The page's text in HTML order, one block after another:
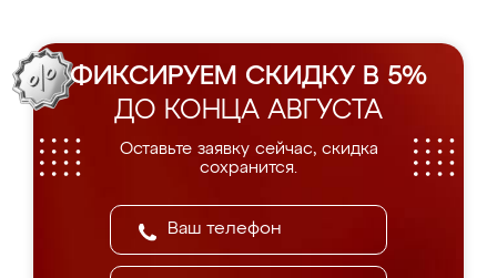
ФИКСИРУЕМ СКИДКУ В 5%
ДО КОНЦА АВГУСТА
Оставьте заявку сейчас, скидка
сохранится.